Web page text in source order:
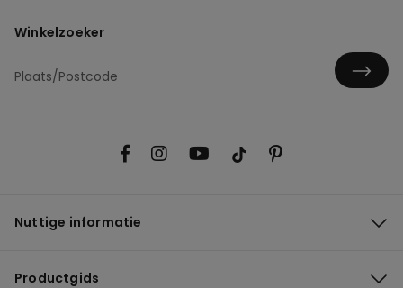
Winkelzoeker
Nuttige informatie
Productgids